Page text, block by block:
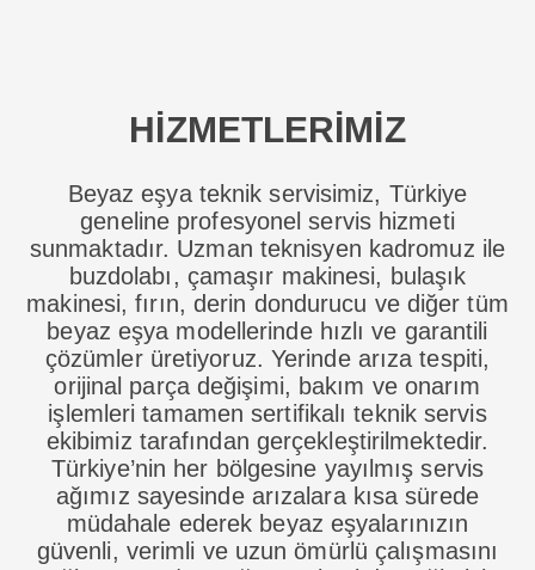
HİZMETLERİMİZ
Beyaz eşya teknik servisimiz, Türkiye
geneline profesyonel servis hizmeti
sunmaktadır. Uzman teknisyen kadromuz ile
buzdolabı, çamaşır makinesi, bulaşık
makinesi, fırın, derin dondurucu ve diğer tüm
beyaz eşya modellerinde hızlı ve garantili
çözümler üretiyoruz. Yerinde arıza tespiti,
orijinal parça değişimi, bakım ve onarım
işlemleri tamamen sertifikalı teknik servis
ekibimiz tarafından gerçekleştirilmektedir.
Türkiye’nin her bölgesine yayılmış servis
ağımız sayesinde arızalara kısa sürede
müdahale ederek beyaz eşyalarınızın
güvenli, verimli ve uzun ömürlü çalışmasını